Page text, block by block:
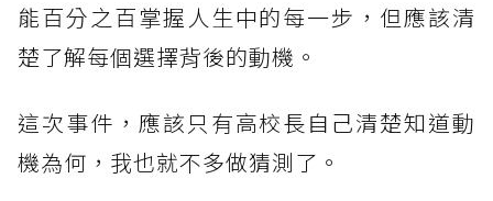
能百分之百掌握人生中的每一步，但應該清
楚了解每個選擇背後的動機。
這次事件，應該只有高校長自己清楚知道動
機為何，我也就不多做猜測了。